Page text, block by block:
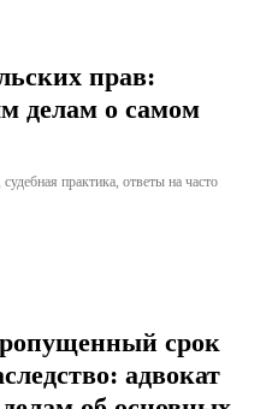
прав:
делам о самом
практика, ответы на часто
срок
адвокат